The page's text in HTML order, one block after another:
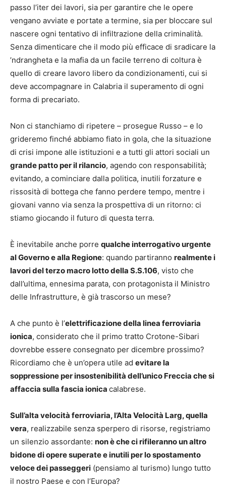
passo l’iter dei lavori, sia per garantire che le opere
vengano avviate e portate a termine, sia per bloccare sul
nascere ogni tentativo di infiltrazione della criminalità.
Senza dimenticare che il modo più efficace di sradicare la
’ndrangheta e la mafia da un facile terreno di coltura è
quello di creare lavoro libero da condizionamenti, cui si
deve accompagnare in Calabria il superamento di ogni
forma di precariato.
Non ci stanchiamo di ripetere – prosegue Russo – e lo
grideremo finché abbiamo fiato in gola, che la situazione
di crisi impone alle istituzioni e a tutti gli attori sociali un
grande patto per il rilancio, agendo con responsabilità;
evitando, a cominciare dalla politica, inutili forzature e
rissosità di bottega che fanno perdere tempo, mentre i
giovani vanno via senza la prospettiva di un ritorno: ci
stiamo giocando il futuro di questa terra.
È inevitabile anche porre qualche interrogativo urgente
al Governo e alla Regione: quando partiranno realmente i
lavori del terzo macro lotto della S.S.106, visto che
dall’ultima, ennesima parata, con protagonista il Ministro
delle Infrastrutture, è già trascorso un mese?
A che punto è l’elettrificazione della linea ferroviaria
ionica, considerato che il primo tratto Crotone-Sibari
dovrebbe essere consegnato per dicembre prossimo?
Ricordiamo che è un’opera utile ad evitare la
soppressione per insostenibilità dell’unico Freccia che si
affaccia sulla fascia ionica calabrese.
Sull’alta velocità ferroviaria, l’Alta Velocità Larg, quella
vera, realizzabile senza sperpero di risorse, registriamo
un silenzio assordante: non è che ci rifileranno un altro
bidone di opere superate e inutili per lo spostamento
veloce dei passeggeri (pensiamo al turismo) lungo tutto
il nostro Paese e con l’Europa?